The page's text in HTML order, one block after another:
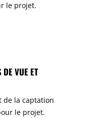
le projet.
VUE ET
de la captation
le projet.